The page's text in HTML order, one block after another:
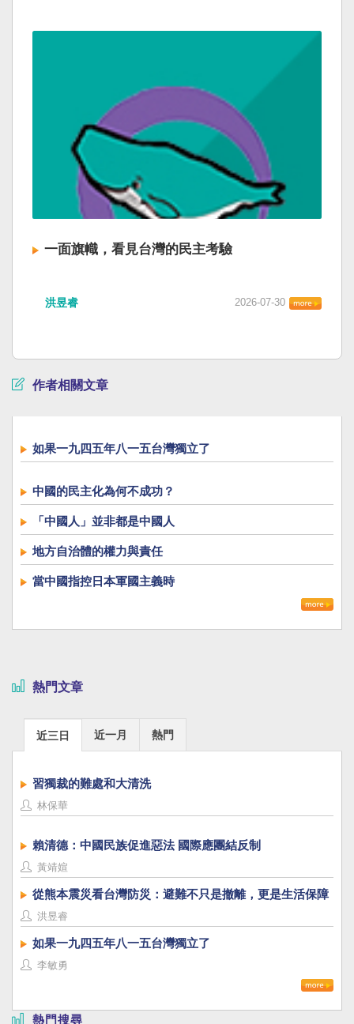
一面旗幟，看見台灣的民主考驗
洪昱睿 2026-07-30
作者相關文章
如果一九四五年八一五台灣獨立了
中國的民主化為何不成功？
「中國人」並非都是中國人
地方自治體的權力與責任
當中國指控日本軍國主義時
熱門文章
近三日 近一月 熱門
習獨裁的難處和大清洗
林保華
賴清德：中國民族促進惡法 國際應團結反制
黃靖媗
從熊本震災看台灣防災：避難不只是撤離，更是生活保障
洪昱睿
如果一九四五年八一五台灣獨立了
李敏勇
熱門搜尋